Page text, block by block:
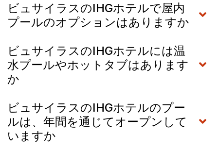
ビュサイラスのIHGホテルで屋内
プールのオプションはありますか
ビュサイラスのIHGホテルには温
水プールやホットタブはあります
か
ビュサイラスのIHGホテルのプー
ルは、年間を通じてオープンして
いますか